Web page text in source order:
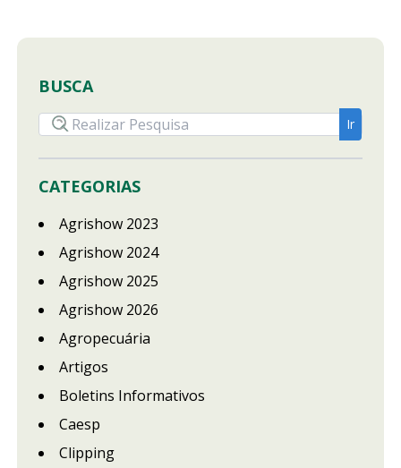
BUSCA
CATEGORIAS
Agrishow 2023
Agrishow 2024
Agrishow 2025
Agrishow 2026
Agropecuária
Artigos
Boletins Informativos
Caesp
Clipping